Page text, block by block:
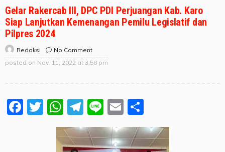
Gelar Rakercab III, DPC PDI Perjuangan Kab. Karo
Siap Lanjutkan Kemenangan Pemilu Legislatif dan
Pilpres 2024
Redaksi
No Comment
posted on Nov. 11, 2022 at 3:58 pm
Facebook
Twitter
WhatsApp
Telegram
LineEmail